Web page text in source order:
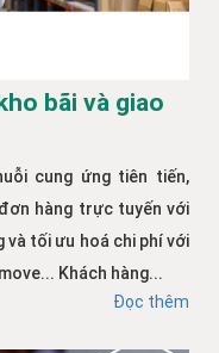
bãi và giao
cung ứng tiên tiến,
hàng trực tuyến với
và tối ưu hoá chi phí với
Khách hàng...
Đọc thêm